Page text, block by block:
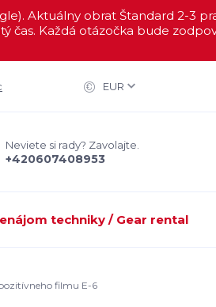
Aktuálny obrat Štandard 2-3
Každá otázočka bude
EUR
Neviete si rady? Zavolajte.
+420607408953
techniky / Gear rental
filmu E-6